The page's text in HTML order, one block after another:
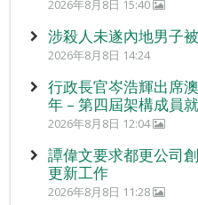
2026年8月8日 15:40
涉殺人未遂內地男子
2026年8月8日 14:24
行政長官岑浩輝出席
年 – 第四屆架構成員就
2026年8月8日 12:04
譚偉文要求都更公司
更新工作
2026年8月8日 11:28